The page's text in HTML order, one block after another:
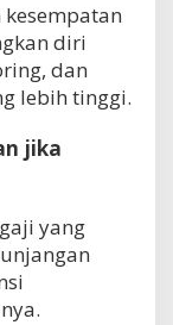
diri
dan
lebih tinggi.
jika
yang